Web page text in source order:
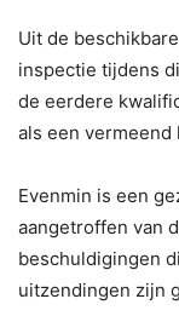
Uit de
inspectie tijdens
de eerdere
als een vermeend
Evenmin is een
aangetroffen van
beschuldigingen
uitzendingen zijn